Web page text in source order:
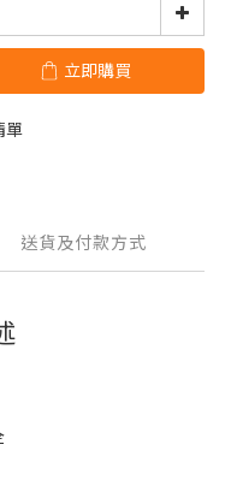
立即購買
單
送貨及付款方式